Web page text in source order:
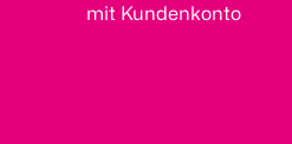
mit Kundenkonto